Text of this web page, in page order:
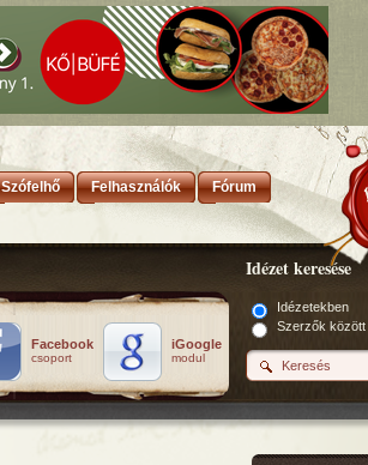
Szófelhő Felhasználók Fórum
Facebook
csoport
iGoogle
modul
Idézet keresése
Idézetekben
Szerzők között